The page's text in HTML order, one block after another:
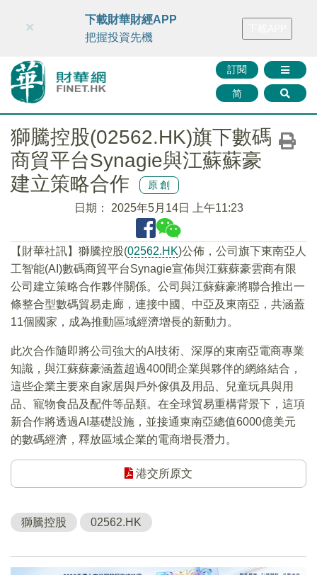
財華智庫網 FINTV FINMETA 財華證券 媒體矩陣
訂閱
简
×
下載財華財經APP
把握投資先機
獅騰控股(02562.HK)旗下數碼
商貿平台Synagie與江蘇蘇豪
建立策略合作
原創
日期： 2025年5月14日 上午11:23
【財華社訊】獅騰控股(02562.HK)公佈，公司旗下東南亞人
工智能(AI)數碼商貿平台Synagie宣佈與江蘇蘇豪雲商有限
公司建立策略合作夥伴關係。公司與江蘇蘇豪將聯合推出一
條整合型數碼貿易走廊，連接中國、中亞及東南亞，共涵蓋
11個國家，成為推動區域經濟增長的新動力。
此次合作隨即將公司強大的AI技術、深厚的東南亞電商專業
知識，與江蘇蘇豪涵蓋超過400間企業與夥伴的網絡結合，
這些企業主要來自家居與戶外傢俱及用品、兒童玩具與用
品、寵物食品及配件等品類。在全球貿易重構背景下，這項
新合作將透過AI基礎設施，並接通東南亞總值6000億美元
的數碼經濟，釋放區域企業的電商增長潛力。
港交所原文
獅騰控股 02562.HK